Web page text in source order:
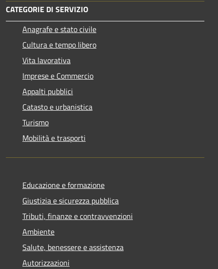
CATEGORIE DI SERVIZIO
Anagrafe e stato civile
Cultura e tempo libero
Vita lavorativa
Imprese e Commercio
Appalti pubblici
Catasto e urbanistica
Turismo
Mobilità e trasporti
Educazione e formazione
Giustizia e sicurezza pubblica
Tributi, finanze e contravvenzioni
Ambiente
Salute, benessere e assistenza
Autorizzazioni